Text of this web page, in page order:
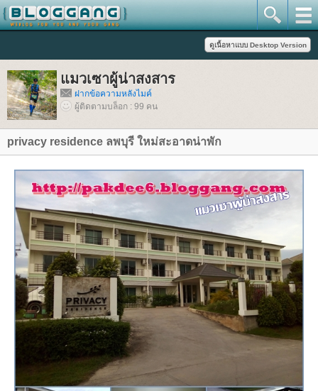
มวเซาผู้น่าสงสาร
ฝากข้อความหลังไมค์
ผู้ติดตามบล็อก : 99 คน
privacy residence ลพบุรี ใหม่สะอาดน่าพัก